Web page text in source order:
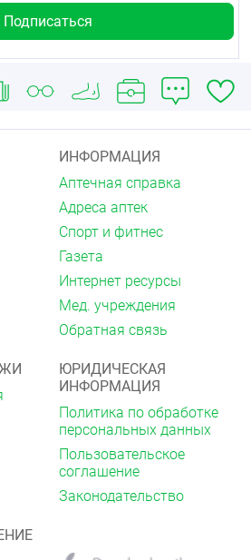
ИНФОРМАЦИЯ
Аптечная справка
Адреса аптек
Спорт и фитнес
Газета
Интернет ресурсы
Мед. учреждения
Обратная связь
ЮРИДИЧЕСКАЯ
ИНФОРМАЦИЯ
Политика по обработке
персональных данных
Пользовательское
соглашение
Законодательство